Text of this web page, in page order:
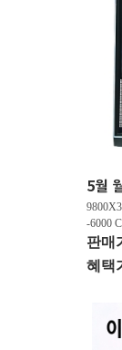
-6000
Gx2)) /
트 /
피씨
판매
혜택